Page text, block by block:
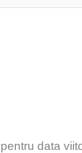
data